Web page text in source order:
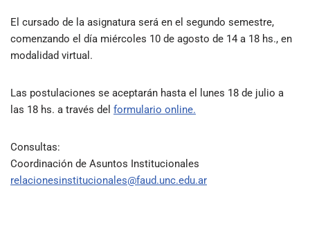
El cursado de la asignatura será en el segundo semestre,
comenzando el día miércoles 10 de agosto de 14 a 18 hs., en
modalidad virtual.
Las postulaciones se aceptarán hasta el lunes 18 de julio a
las 18 hs. a través del formulario online.
Consultas:
Coordinación de Asuntos Institucionales
relacionesinstitucionales@faud.unc.edu.ar